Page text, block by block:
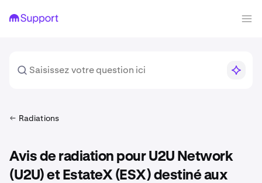
Radiations
Avis de radiation pour U2U Network
(U2U) et EstateX (ESX) destiné aux